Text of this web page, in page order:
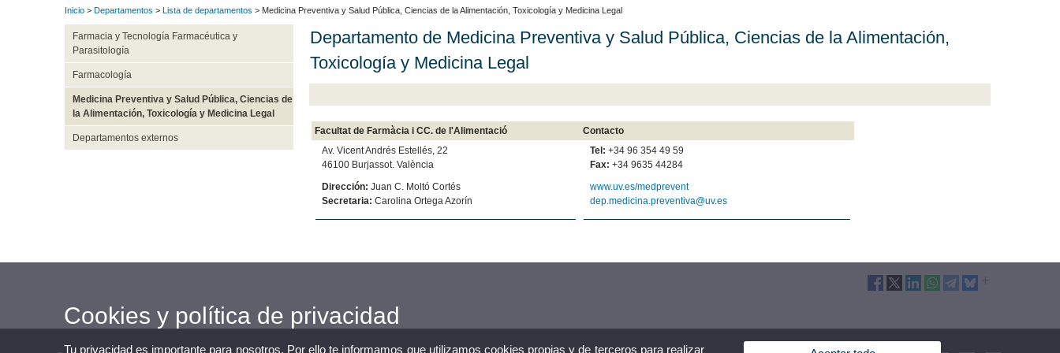
Inicio > Departamentos > Lista de departamentos > Medicina Preventiva y Salud Pública, Ciencias de la Alimentación, Toxicología y Medicina Legal
Farmacia y Tecnología Farmacéutica y
Parasitología
Farmacología
Medicina Preventiva y Salud Pública, Ciencias de
la Alimentación, Toxicología y Medicina Legal
Departamentos externos
Departamento de Medicina Preventiva y Salud Pública, Ciencias de la Alimentación,
Toxicología y Medicina Legal
Facultat de Farmàcia i CC. de l'Alimentació
Contacto
Av. Vicent Andrés Estellés, 22
46100 Burjassot. València
Dirección: Juan C. Moltó Cortés
Secretaria: Carolina Ortega Azorín
Tel: +34 96 354 49 59
Fax: +34 9635 44284
www.uv.es/medprevent
dep.medicina.preventiva@uv.es
Cookies y política de privacidad
Tu privacidad es importante para nosotros. Por ello te informamos que utilizamos cookies propias y de terceros para realizar